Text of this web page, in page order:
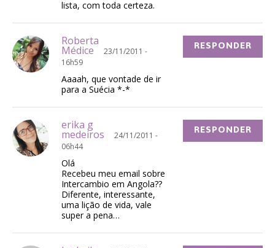
lista, com toda certeza.
Roberta
Médice
23/11/2011 -
16h59
Aaaah, que vontade de ir
para a Suécia *-*
RESPONDER
erika g
medeiros
24/11/2011 -
06h44
Olá
Recebeu meu email sobre
Intercambio em Angola??
Diferente, interessante,
uma lição de vida, vale
super a pena…
RESPONDER